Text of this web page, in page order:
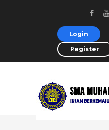
Login
Register